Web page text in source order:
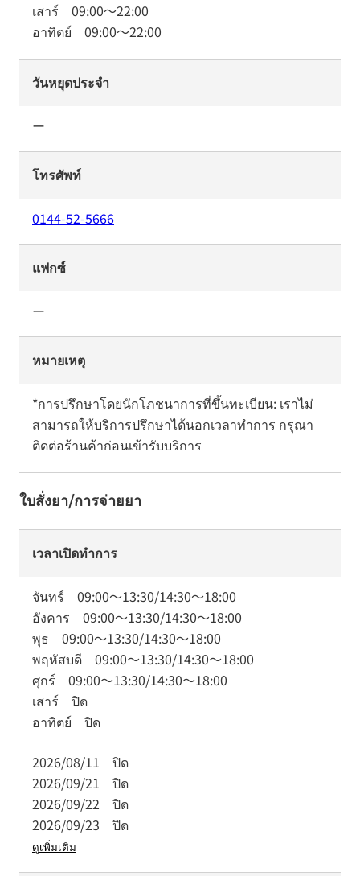
เสาร์ 09:00～22:00
อาทิตย์ 09:00～22:00
วันหยุดประจำ
ー
โทรศัพท์
0144-52-5666
แฟกซ์
ー
หมายเหตุ
*การปรึกษาโดยนักโภชนาการที่ขึ้นทะเบียน: เราไม่
สามารถให้บริการปรึกษาได้นอกเวลาทำการ กรุณา
ติดต่อร้านค้าก่อนเข้ารับบริการ
ใบสั่งยา/การจ่ายยา
เวลาเปิดทำการ
จันทร์ 09:00～13:30/14:30～18:00
อังคาร 09:00～13:30/14:30～18:00
พุธ 09:00～13:30/14:30～18:00
พฤหัสบดี 09:00～13:30/14:30～18:00
ศุกร์ 09:00～13:30/14:30～18:00
เสาร์ ปิด
อาทิตย์ ปิด
2026/08/11 ปิด
2026/09/21 ปิด
2026/09/22 ปิด
2026/09/23 ปิด
ดูเพิ่มเติม